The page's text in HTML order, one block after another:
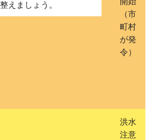
えましょう。
（市
町村
が発
令）
洪水
注意